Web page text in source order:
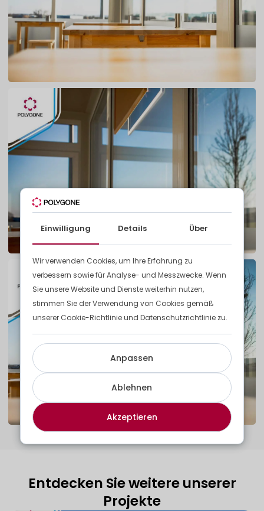
Entdecken Sie weitere unserer
Projekte
Einwilligung Details Über
Wir verwenden Cookies, um Ihre Erfahrung zu
verbessern sowie für Analyse- und Messzwecke. Wenn
Sie unsere Website und Dienste weiterhin nutzen,
stimmen Sie der Verwendung von Cookies gemäß
unserer Cookie-Richtlinie und Datenschutzrichtlinie zu.
Akzeptieren
Ablehnen
Anpassen